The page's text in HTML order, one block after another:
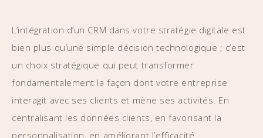
L’intégration d’un CRM dans votre stratégie digitale est
bien plus qu’une simple décision technologique ; c’est
un choix stratégique qui peut transformer
fondamentalement la façon dont votre entreprise
interagit avec ses clients et mène ses activités. En
centralisant les données clients, en favorisant la
personnalisation, en améliorant l’efficacité